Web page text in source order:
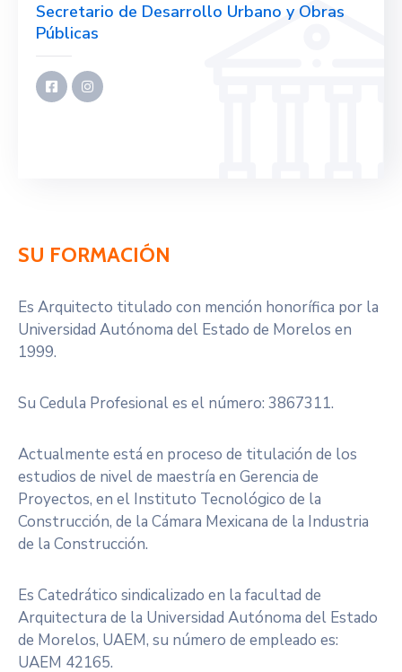
Secretario de Desarrollo Urbano y Obras
Públicas
SU FORMACIÓN
Es Arquitecto titulado con mención honorífica por la
Universidad Autónoma del Estado de Morelos en
1999.
Su Cedula Profesional es el número: 3867311.
Actualmente está en proceso de titulación de los
estudios de nivel de maestría en Gerencia de
Proyectos, en el Instituto Tecnológico de la
Construcción, de la Cámara Mexicana de la Industria
de la Construcción.
Es Catedrático sindicalizado en la facultad de
Arquitectura de la Universidad Autónoma del Estado
de Morelos, UAEM, su número de empleado es:
UAEM 42165.